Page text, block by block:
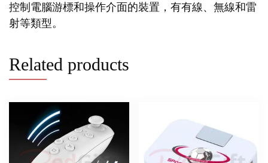
控制電腦游標和操作介面的裝置，有有線、無線和雷
射等類型。
Related products